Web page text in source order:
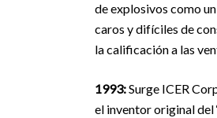
de explosivos como
caros y difíciles de
la calificación a las
1993:Surge ICER
el inventor original del